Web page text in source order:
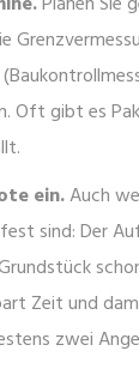
Oft gibt es
ein.Auch
sind: Der
Zeit und
zwei